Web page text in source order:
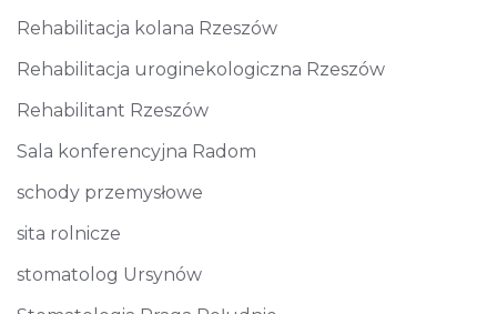
Rehabilitacja kolana Rzeszów
Rehabilitacja uroginekologiczna Rzeszów
Rehabilitant Rzeszów
Sala konferencyjna Radom
schody przemysłowe
sita rolnicze
stomatolog Ursynów